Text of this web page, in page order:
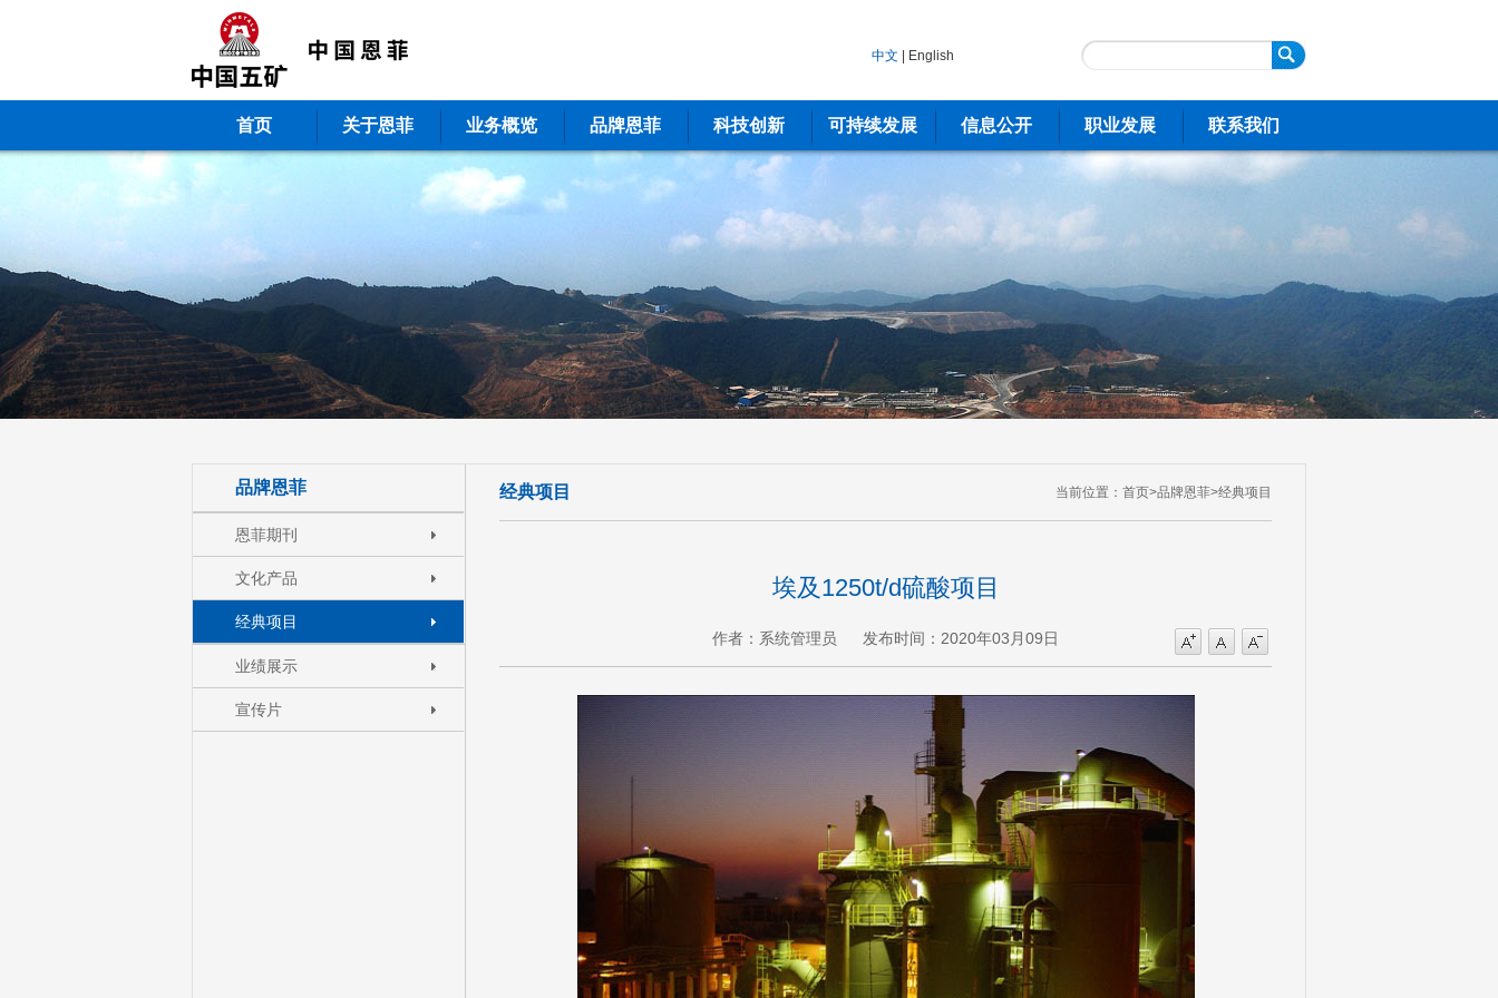
中文 English
首页 关于恩菲 业务概览 品牌恩菲 科技创新 可持续发展 信息公开 职业发展 联系我们
品牌恩菲
恩菲期刊
文化产品
经典项目
业绩展示
宣传片
经典项目 当前位置： 首页>品牌恩菲>经典项目
埃及1250t/d硫酸项目
作者：系统管理员 发布时间：2020年03月09日